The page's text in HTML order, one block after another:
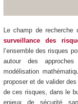
Le champ de recherche
surveillance des
l’ensemble des risques
autour des approches
modélisation
proposer et de valider
de ces risques, dans le
enjeux de sécurité